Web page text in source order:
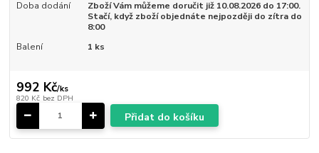
Doba dodání
Zboží Vám můžeme doručit již 10.08.2026 do 17:00.
Stačí, když zboží objednáte nejpozději do zítra do
8:00
Balení
1 ks
992 Kč/ks
820 Kč bez DPH
Přidat do košíku